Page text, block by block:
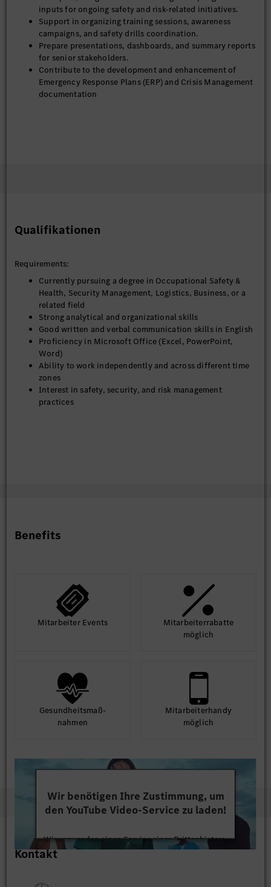
inputs for ongoing safety and risk-related initiatives.
Support in organizing training sessions, awareness
campaigns, and safety drills coordination.
Prepare presentations, dashboards, and summary reports
for senior stakeholders.
Contribute to the development and enhancement of
Emergency Response Plans (ERP) and Crisis Management
documentation
Qualifikationen
Requirements:
Currently pursuing a degree in Occupational Safety &
Health, Security Management, Logistics, Business, or a
related field
Strong analytical and organizational skills
Good written and verbal communication skills in English
Proficiency in Microsoft Office (Excel, PowerPoint,
Word)
Ability to work independently and across different time
zones
Interest in safety, security, and risk management
practices
Benefits
Mit­arbeiter Events
Mit­arbeiter­rabatte
möglich
Gesund­heits­maß­
nahmen
Mit­arbeiter­handy
möglich
Wir benötigen Ihre Zustimmung, um
den YouTube Video-Service zu laden!
Wir verwenden einen Service eines Drittanbieters,
um Videoinhalte einzubetten. Dieser Service kann
Kontakt